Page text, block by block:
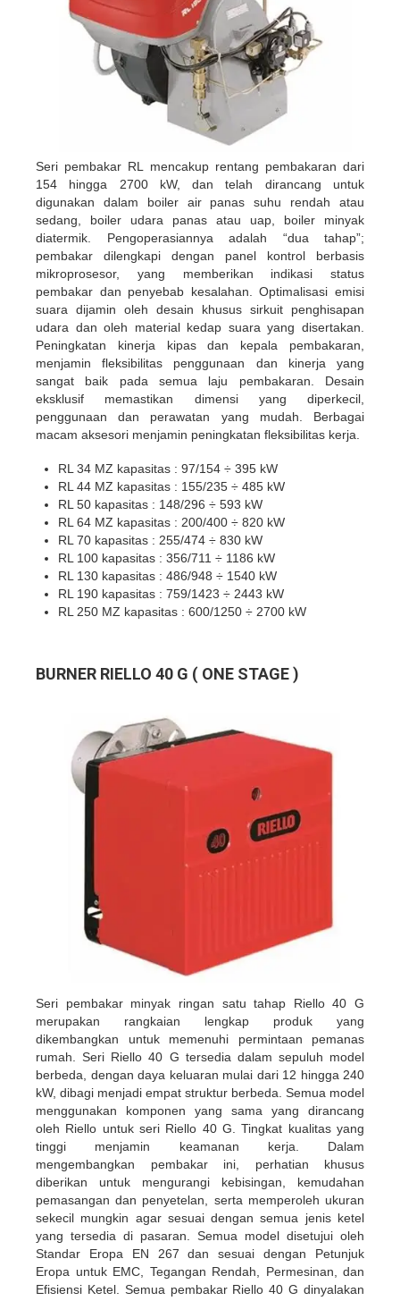
Seri pembakar RL mencakup rentang pembakaran dari
154 hingga 2700 kW, dan telah dirancang untuk
digunakan dalam boiler air panas suhu rendah atau
sedang, boiler udara panas atau uap, boiler minyak
diatermik. Pengoperasiannya adalah “dua tahap”;
pembakar dilengkapi dengan panel kontrol berbasis
mikroprosesor, yang memberikan indikasi status
pembakar dan penyebab kesalahan. Optimalisasi emisi
suara dijamin oleh desain khusus sirkuit penghisapan
udara dan oleh material kedap suara yang disertakan.
Peningkatan kinerja kipas dan kepala pembakaran,
menjamin fleksibilitas penggunaan dan kinerja yang
sangat baik pada semua laju pembakaran. Desain
eksklusif memastikan dimensi yang diperkecil,
penggunaan dan perawatan yang mudah. ​​Berbagai
macam aksesori menjamin peningkatan fleksibilitas kerja.
RL 34 MZ kapasitas : 97/154 ÷ 395 kW
RL 44 MZ kapasitas : 155/235 ÷ 485 kW
RL 50 kapasitas : 148/296 ÷ 593 kW
RL 64 MZ kapasitas : 200/400 ÷ 820 kW
RL 70 kapasitas : 255/474 ÷ 830 kW
RL 100 kapasitas : 356/711 ÷ 1186 kW
RL 130 kapasitas : 486/948 ÷ 1540 kW
RL 190 kapasitas : 759/1423 ÷ 2443 kW
RL 250 MZ kapasitas : 600/1250 ÷ 2700 kW
BURNER RIELLO 40 G ( ONE STAGE )
Seri pembakar minyak ringan satu tahap Riello 40 G
merupakan rangkaian lengkap produk yang
dikembangkan untuk memenuhi permintaan pemanas
rumah. Seri Riello 40 G tersedia dalam sepuluh model
berbeda, dengan daya keluaran mulai dari 12 hingga 240
kW, dibagi menjadi empat struktur berbeda. Semua model
menggunakan komponen yang sama yang dirancang
oleh Riello untuk seri Riello 40 G. Tingkat kualitas yang
tinggi menjamin keamanan kerja. Dalam
mengembangkan pembakar ini, perhatian khusus
diberikan untuk mengurangi kebisingan, kemudahan
pemasangan dan penyetelan, serta memperoleh ukuran
sekecil mungkin agar sesuai dengan semua jenis ketel
yang tersedia di pasaran. Semua model disetujui oleh
Standar Eropa EN 267 dan sesuai dengan Petunjuk
Eropa untuk EMC, Tegangan Rendah, Permesinan, dan
Efisiensi Ketel. Semua pembakar Riello 40 G dinyalakan